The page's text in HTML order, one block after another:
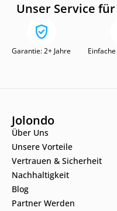
Unser Service
Garantie: 2+ Jahre
Jolondo
Über Uns
Unsere Vorteile
Vertrauen & Sicherheit
Nachhaltigkeit
Blog
Partner Werden